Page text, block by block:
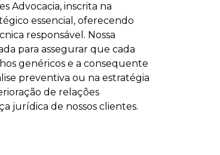
Advocacia, inscrita na
essencial, oferecendo
responsável. Nossa
para assegurar que cada
genéricos e a consequente
preventiva ou na estratégia
de relações
jurídica de nossos clientes.